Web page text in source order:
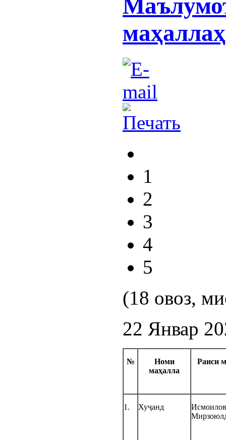
1
2
3
4
5
(18 овоз,
22 Январ
№
Номи
маҳалла
Раиси
1. Хуҷанд